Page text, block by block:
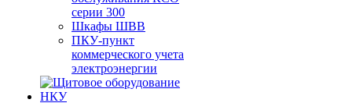
серии 300
Шкафы ШВВ
ПКУ-пункт
коммерческого учета
электроэнергии